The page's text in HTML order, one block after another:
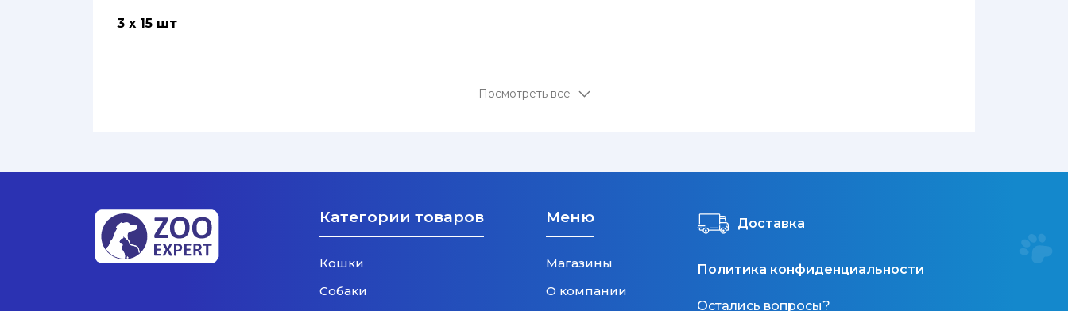
3 х 15 шт
Посмотреть все
Категории товаров
Кошки
Собаки
Меню
Магазины
О компании
Доставка
Политика конфиденциальности
Остались вопросы?